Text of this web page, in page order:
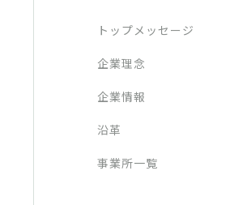
トップメッセージ
企業理念
企業情報
沿革
事業所一覧